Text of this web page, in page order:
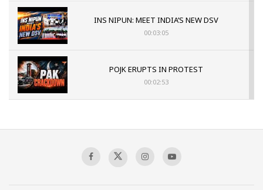
INS NIPUN: MEET INDIA’S NEW DSV
00:03:05
POJK ERUPTS IN PROTEST
00:02:53
Sagar